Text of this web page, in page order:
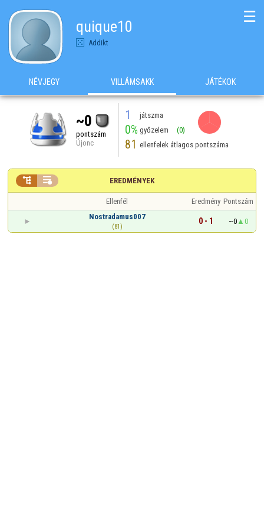
quique10
Addikt
☰
NÉVJEGY VILLÁMSAKK JÁTÉKOK
~0
pontszám
Újonc
1 játszma
0% győzelem (0)
81 ellenfelek átlagos pontszáma
EREDMÉNYEK
 
Ellenfél Eredmény Pontszám
Nostradamus007
(81)
0 - 1 ~0 0